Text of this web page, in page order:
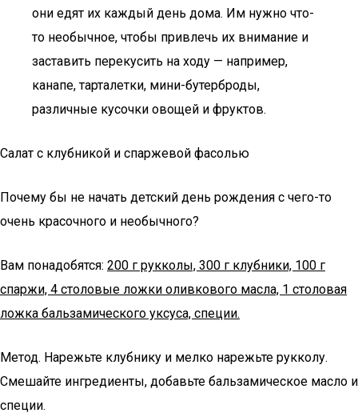
они едят их каждый день дома. Им нужно что-
то необычное, чтобы привлечь их внимание и
заставить перекусить на ходу — например,
канапе, тарталетки, мини-бутерброды,
различные кусочки овощей и фруктов.
Салат с клубникой и спаржевой фасолью
Почему бы не начать детский день рождения с чего-то
очень красочного и необычного?
Вам понадобятся: 200 г рукколы, 300 г клубники, 100 г
спаржи, 4 столовые ложки оливкового масла, 1 столовая
ложка бальзамического уксуса, специи.
Метод. Нарежьте клубнику и мелко нарежьте рукколу.
Смешайте ингредиенты, добавьте бальзамическое масло и
специи.